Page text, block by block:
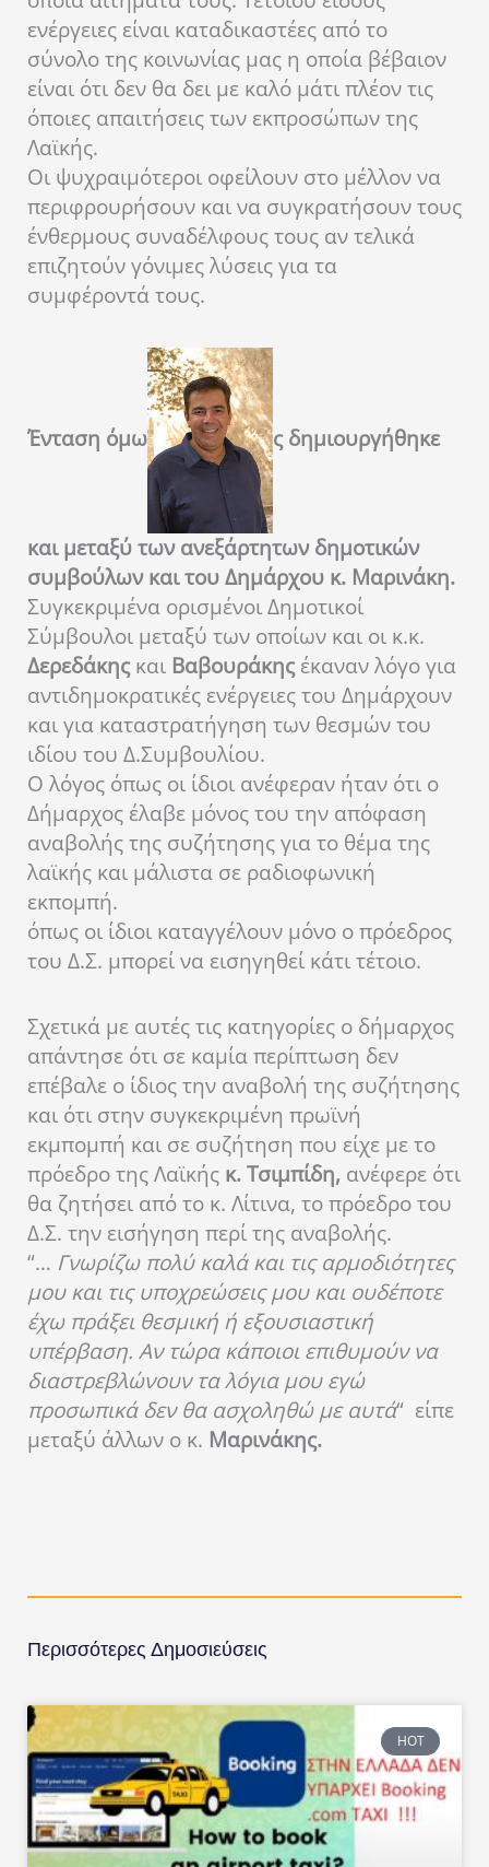
ενέργειες είναι καταδικαστέες από το
σύνολο της κοινωνίας μας η οποία βέβαιον
είναι ότι δεν θα δει με καλό μάτι πλέον τις
όποιες απαιτήσεις των εκπροσώπων της
Λαϊκής.
Οι ψυχραιμότεροι οφείλουν στο μέλλον να
περιφρουρήσουν και να συγκρατήσουν τους
ένθερμους συναδέλφους τους αν τελικά
επιζητούν γόνιμες λύσεις για τα
συμφέροντά τους.
Ένταση όμω ς δημιουργήθηκε
και μεταξύ των ανεξάρτητων δημοτικών
συμβούλων και του Δημάρχου κ. Μαρινάκη.
Συγκεκριμένα ορισμένοι Δημοτικοί
Σύμβουλοι μεταξύ των οποίων και οι κ.κ.
Δερεδάκηςκαι Βαβουράκηςέκαναν λόγο για
αντιδημοκρατικές ενέργειες του Δημάρχουν
και για καταστρατήγηση των θεσμών του
ιδίου του Δ.Συμβουλίου.
Ο λόγος όπως οι ίδιοι ανέφεραν ήταν ότι ο
Δήμαρχος έλαβε μόνος του την απόφαση
αναβολής της συζήτησης για το θέμα της
λαϊκής και μάλιστα σε ραδιοφωνική
εκπομπή.
όπως οι ίδιοι καταγγέλουν μόνο ο πρόεδρος
του Δ.Σ. μπορεί να εισηγηθεί κάτι τέτοιο.
Σχετικά με αυτές τις κατηγορίες ο δήμαρχος
απάντησε ότι σε καμία περίπτωση δεν
επέβαλε ο ίδιος την αναβολή της συζήτησης
και ότι στην συγκεκριμένη πρωϊνή
εκμπομπή και σε συζήτηση που είχε με το
πρόεδρο της Λαϊκής κ. Τσιμπίδη, ανέφερε ότι
θα ζητήσει από το κ. Λίτινα, το πρόεδρο του
Δ.Σ. την εισήγηση περί της αναβολής.
“… Γνωρίζω πολύ καλά και τις αρμοδιότητες
μου και τις υποχρεώσεις μου και ουδέποτε
έχω πράξει θεσμική ή εξουσιαστική
υπέρβαση. Αν τώρα κάποιοι επιθυμούν να
διαστρεβλώνουν τα λόγια μου εγώ
προσωπικά δεν θα ασχοληθώ με αυτά“ είπε
μεταξύ άλλων ο κ. Μαρινάκης.
Περισσότερες Δημοσιεύσεις
HOT